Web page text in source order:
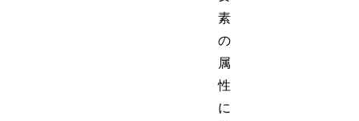
素
の
属
性
に